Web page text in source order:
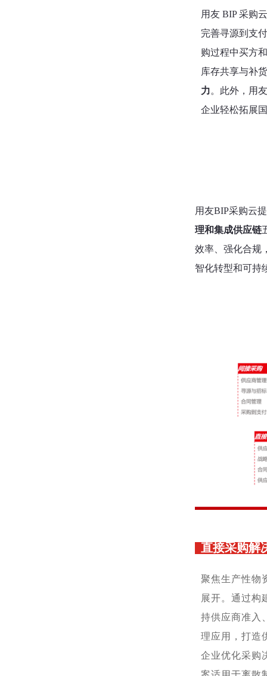
用友 BIP 采购
完善寻源到支
购过程中买方
库存共享与补
力。此外，用
企业轻松拓展
用友BIP采购云
理和集成供应链
效率、强化合规
智化转型和可持
直接采购解
聚焦生产性物
展开。通过构
持供应商准入
理应用，打造
企业优化采购